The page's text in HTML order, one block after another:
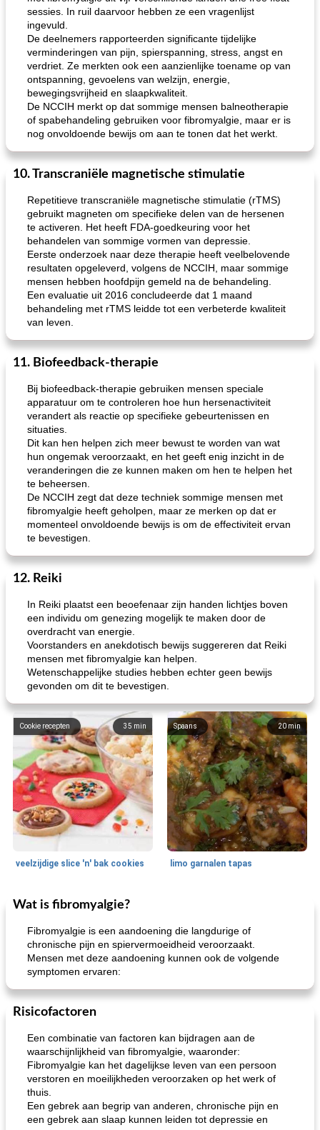
sessies. In ruil daarvoor hebben ze een vragenlijst
ingevuld.
De deelnemers rapporteerden significante tijdelijke
verminderingen van pijn, spierspanning, stress, angst en
verdriet. Ze merkten ook een aanzienlijke toename op van
ontspanning, gevoelens van welzijn, energie,
bewegingsvrijheid en slaapkwaliteit.
De NCCIH merkt op dat sommige mensen balneotherapie
of spabehandeling gebruiken voor fibromyalgie, maar er is
nog onvoldoende bewijs om aan te tonen dat het werkt.
10. Transcraniële magnetische stimulatie
Repetitieve transcraniële magnetische stimulatie (rTMS)
gebruikt magneten om specifieke delen van de hersenen
te activeren. Het heeft FDA-goedkeuring voor het
behandelen van sommige vormen van depressie.
Eerste onderzoek naar deze therapie heeft veelbelovende
resultaten opgeleverd, volgens de NCCIH, maar sommige
mensen hebben hoofdpijn gemeld na de behandeling.
Een evaluatie uit 2016 concludeerde dat 1 maand
behandeling met rTMS leidde tot een verbeterde kwaliteit
van leven.
11. Biofeedback-therapie
Bij biofeedback-therapie gebruiken mensen speciale
apparatuur om te controleren hoe hun hersenactiviteit
verandert als reactie op specifieke gebeurtenissen en
situaties.
Dit kan hen helpen zich meer bewust te worden van wat
hun ongemak veroorzaakt, en het geeft enig inzicht in de
veranderingen die ze kunnen maken om hen te helpen het
te beheersen.
De NCCIH zegt dat deze techniek sommige mensen met
fibromyalgie heeft geholpen, maar ze merken op dat er
momenteel onvoldoende bewijs is om de effectiviteit ervan
te bevestigen.
12. Reiki
In Reiki plaatst een beoefenaar zijn handen lichtjes boven
een individu om genezing mogelijk te maken door de
overdracht van energie.
Voorstanders en anekdotisch bewijs suggereren dat Reiki
mensen met fibromyalgie kan helpen.
Wetenschappelijke studies hebben echter geen bewijs
gevonden om dit te bevestigen.
35 min
Cookie recepten
veelzijdige slice 'n' bak cookies
20 min
Spaans
limo garnalen tapas
15
Zeevruchten
geroosterde tilapia parmezaan spaghetti squash i
Wat is fibromyalgie?
Fibromyalgie is een aandoening die langdurige of
chronische pijn en spiervermoeidheid veroorzaakt.
Mensen met deze aandoening kunnen ook de volgende
symptomen ervaren:
Risicofactoren
Een combinatie van factoren kan bijdragen aan de
waarschijnlijkheid van fibromyalgie, waaronder:
Fibromyalgie kan het dagelijkse leven van een persoon
verstoren en moeilijkheden veroorzaken op het werk of
thuis.
Een gebrek aan begrip van anderen, chronische pijn en
een gebrek aan slaap kunnen leiden tot depressie en